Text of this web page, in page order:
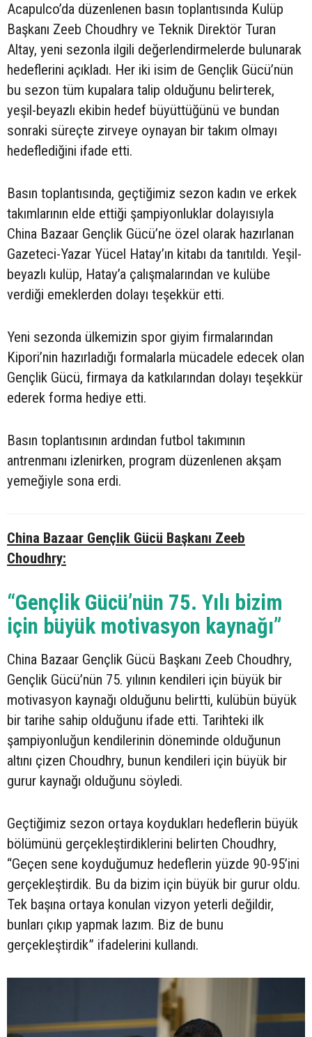
Acapulco’da düzenlenen basın toplantısında Kulüp
Başkanı Zeeb Choudhry ve Teknik Direktör Turan
Altay, yeni sezonla ilgili değerlendirmelerde bulunarak
hedeflerini açıkladı. Her iki isim de Gençlik Gücü’nün
bu sezon tüm kupalara talip olduğunu belirterek,
yeşil-beyazlı ekibin hedef büyüttüğünü ve bundan
sonraki süreçte zirveye oynayan bir takım olmayı
hedeflediğini ifade etti.
Basın toplantısında, geçtiğimiz sezon kadın ve erkek
takımlarının elde ettiği şampiyonluklar dolayısıyla
China Bazaar Gençlik Gücü’ne özel olarak hazırlanan
Gazeteci-Yazar Yücel Hatay’ın kitabı da tanıtıldı. Yeşil-
beyazlı kulüp, Hatay’a çalışmalarından ve kulübe
verdiği emeklerden dolayı teşekkür etti.
Yeni sezonda ülkemizin spor giyim firmalarından
Kipori’nin hazırladığı formalarla mücadele edecek olan
Gençlik Gücü, firmaya da katkılarından dolayı teşekkür
ederek forma hediye etti.
Basın toplantısının ardından futbol takımının
antrenmanı izlenirken, program düzenlenen akşam
yemeğiyle sona erdi.
China Bazaar Gençlik Gücü Başkanı Zeeb
Choudhry:
“Gençlik Gücü’nün 75. Yılı bizim
için büyük motivasyon kaynağı”
China Bazaar Gençlik Gücü Başkanı Zeeb Choudhry,
Gençlik Gücü’nün 75. yılının kendileri için büyük bir
motivasyon kaynağı olduğunu belirtti, kulübün büyük
bir tarihe sahip olduğunu ifade etti. Tarihteki ilk
şampiyonluğun kendilerinin döneminde olduğunun
altını çizen Choudhry, bunun kendileri için büyük bir
gurur kaynağı olduğunu söyledi.
Geçtiğimiz sezon ortaya koydukları hedeflerin büyük
bölümünü gerçekleştirdiklerini belirten Choudhry,
“Geçen sene koyduğumuz hedeflerin yüzde 90-95’ini
gerçekleştirdik. Bu da bizim için büyük bir gurur oldu.
Tek başına ortaya konulan vizyon yeterli değildir,
bunları çıkıp yapmak lazım. Biz de bunu
gerçekleştirdik” ifadelerini kullandı.